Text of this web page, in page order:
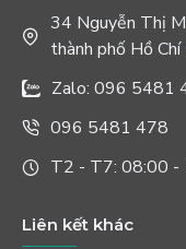
34 Nguyễn Thị
thành phố Hồ
Zalo: 096 5481
096 5481 478
T2 - T7: 08:00 -
Liên kết khác